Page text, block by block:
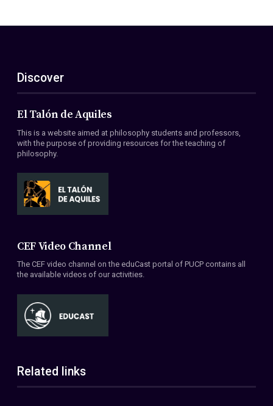
Discover
El Talón de Aquiles
This is a website aimed at philosophy students and professors,
with the purpose of providing resources for the teaching of
philosophy.
CEF Video Channel
The CEF video channel on the eduCast portal of PUCP contains all
the available videos of our activities.
Related links